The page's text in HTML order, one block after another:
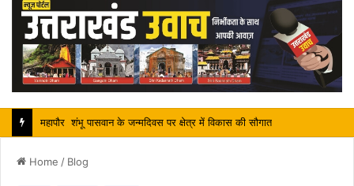
महापौर शंभू पासवान के जन्मदिवस पर क्षेत्र में विकास की सौगात
Home / Blog